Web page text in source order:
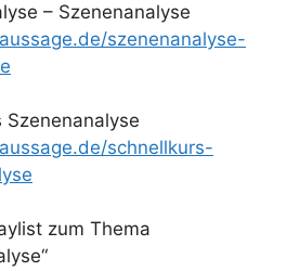
– Szenenanalyse
szenenanalyse-
Szenenanalyse
schnellkurs-
zum Thema